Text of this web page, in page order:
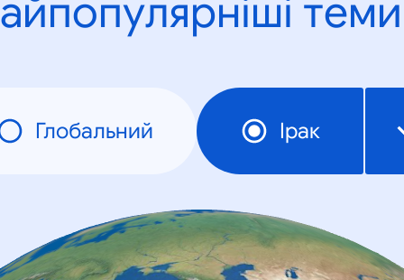
Глобальний Ірак